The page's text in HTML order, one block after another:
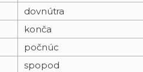
dovnútra
konča
počnúc
spopod